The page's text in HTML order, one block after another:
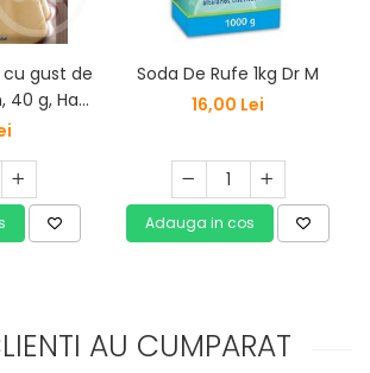
gust de
g, Haas
Soda De Rufe 1kg Dr M
16,00 Lei
Adauga in cos
AU CUMPARAT